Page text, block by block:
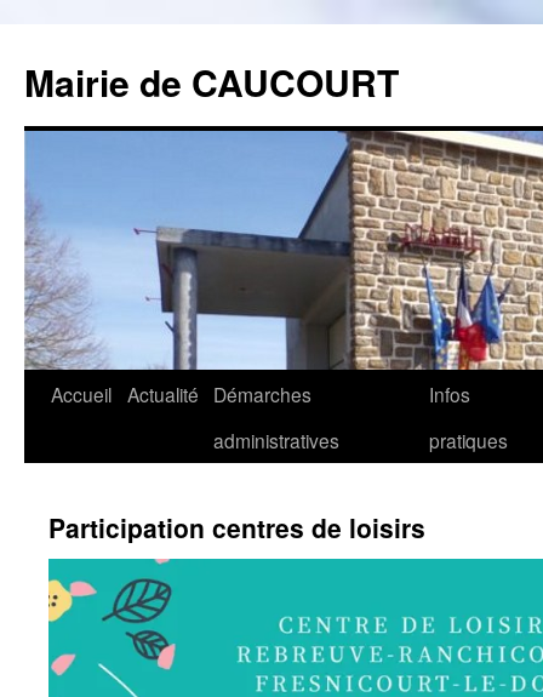
Mairie de CAUCOURT
Aller
Accueil Actualité
Démarches
administratives
Infos
pratiques
Participation centres de loisirs